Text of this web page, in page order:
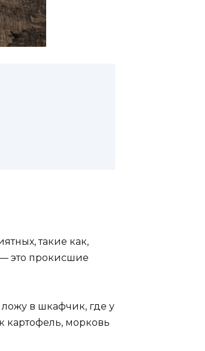
такие как,
это прокисшие
ложу в шкафчик, где у
картофель, морковь